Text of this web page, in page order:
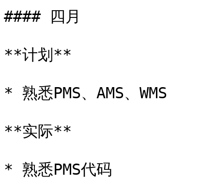
#### 四月
**计划**
* 熟悉PMS、AMS、WMS
**实际**
* 熟悉PMS代码